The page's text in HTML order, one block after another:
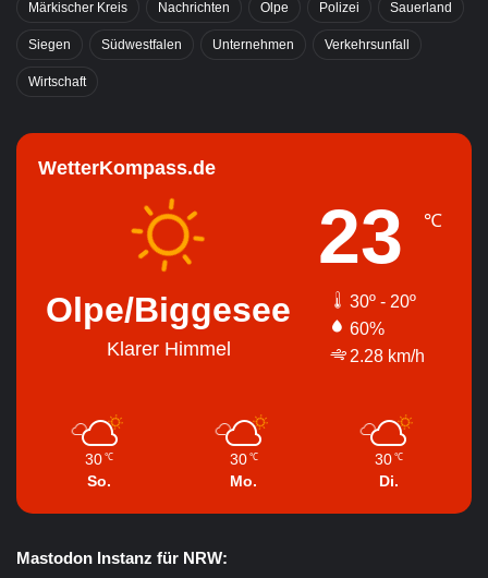
Märkischer Kreis Nachrichten Olpe Polizei Sauerland
Siegen Südwestfalen Unternehmen Verkehrsunfall
Wirtschaft
WetterKompass.de
Olpe/Biggesee
Klarer Himmel
23 ℃
30º - 20º
60%
2.28 km/h
30 ℃
So.
30 ℃
Mo.
30 ℃
Di.
Mastodon Instanz für NRW: